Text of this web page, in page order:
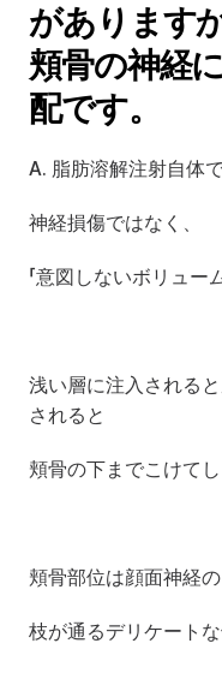
があります
頬骨の神経
配です。
A. 脂肪溶解注射自体
神経損傷ではなく、
「意図しないボリュー
浅い層に注入される
されると
頬骨の下までこけて
頬骨部位は顔面神経の
枝が通るデリケートな